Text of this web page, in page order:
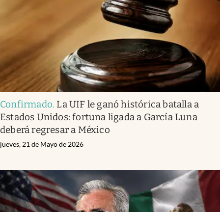
abre en nueva pestaña
Confirmado. La UIF le ganó histórica batalla a
Estados Unidos: fortuna ligada a García Luna
deberá regresar a México
jueves, 21 de Mayo de 2026